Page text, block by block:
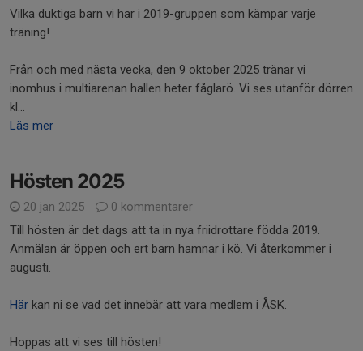
Vilka duktiga barn vi har i 2019-gruppen som kämpar varje
träning!
Från och med nästa vecka, den 9 oktober 2025 tränar vi
inomhus i multiarenan hallen heter fåglarö. Vi ses utanför dörren
kl...
Läs mer
Hösten 2025
20 jan 2025
0 kommentarer
Till hösten är det dags att ta in nya friidrottare födda 2019.
Anmälan är öppen och ert barn hamnar i kö. Vi återkommer i
augusti.
Här kan ni se vad det innebär att vara medlem i ÅSK.
Hoppas att vi ses till hösten!